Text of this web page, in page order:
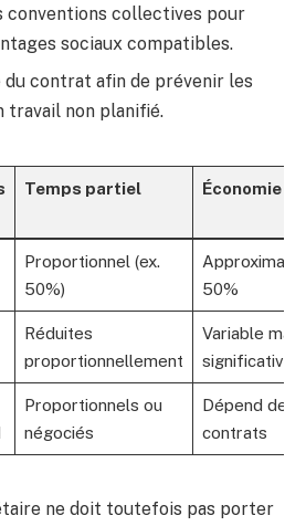
conventions collectives pour
sociaux compatibles.
contrat afin de prévenir les
travail non planifié.
Temps partiel Économie
Proportionnel (ex.
50%)
50%
Réduites
proportionnellement
Variable mais
significative
Proportionnels ou
négociés
Dépend des
contrats
ne doit toutefois pas porter